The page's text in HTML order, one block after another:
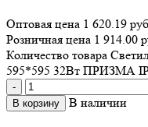
Оптовая цена 1 620.19
Розничная цена 1 914.00
Количество товара
595*595 32Вт ПРИЗМА
-
В корзину
В наличии